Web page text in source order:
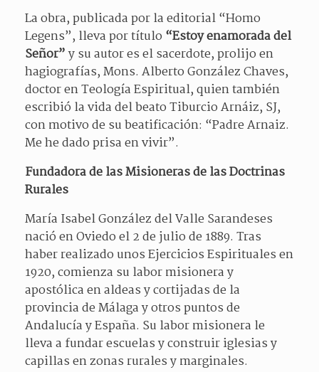
La obra, publicada por la editorial “Homo
Legens”, lleva por título “Estoy enamorada del
Señor”y su autor es el sacerdote, prolijo en
hagiografías, Mons. Alberto González Chaves,
doctor en Teología Espiritual, quien también
escribió la vida del beato Tiburcio Arnáiz, SJ,
con motivo de su beatificación: “Padre Arnaiz.
Me he dado prisa en vivir”.
Fundadora de las Misioneras de las Doctrinas
Rurales
María Isabel González del Valle Sarandeses
nació en Oviedo el 2 de julio de 1889. Tras
haber realizado unos Ejercicios Espirituales en
1920, comienza su labor misionera y
apostólica en aldeas y cortijadas de la
provincia de Málaga y otros puntos de
Andalucía y España. Su labor misionera le
lleva a fundar escuelas y construir iglesias y
capillas en zonas rurales y marginales.